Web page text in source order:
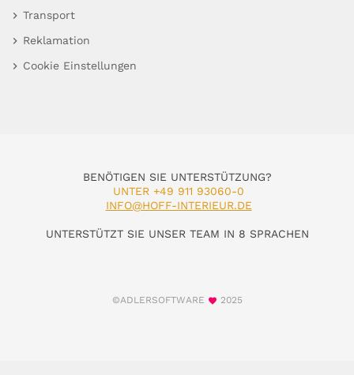
Transport
Reklamation
Cookie Einstellungen
BENÖTIGEN SIE UNTERSTÜTZUNG?
UNTER +49 911 93060-0
INFO@HOFF-INTERIEUR.DE
UNTERSTÜTZT SIE UNSER TEAM IN 8 SPRACHEN
©ADLERSOFTWARE 2025